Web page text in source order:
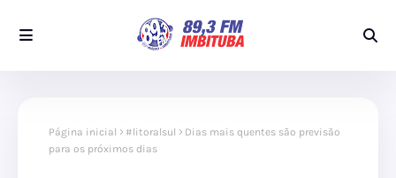
Página inicial #litoralsul
Dias mais quentes são previsão
para os próximos dias